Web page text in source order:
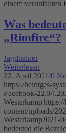
einem verunfallten
Was
„Rimfire“?
Jagdtrainer
Weiterlesen
22. April 2021/0
https://heintges-
Facebook-
Westerkamp
content/uploads/
Westerkamp2021-
bedeuted die